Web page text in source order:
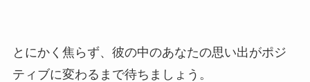
とにかく焦らず、彼の中のあなたの思い出がポジ
ティブに変わるまで待ちましょう。